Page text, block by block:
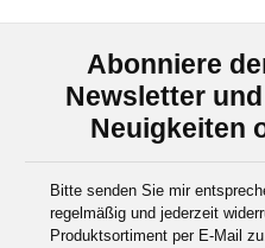
Abonniere
Newsletter
Neuigkeiten
Bitte senden Sie mir
regelmäßig und jederzeit
Produktsortiment per E-Mail zu.